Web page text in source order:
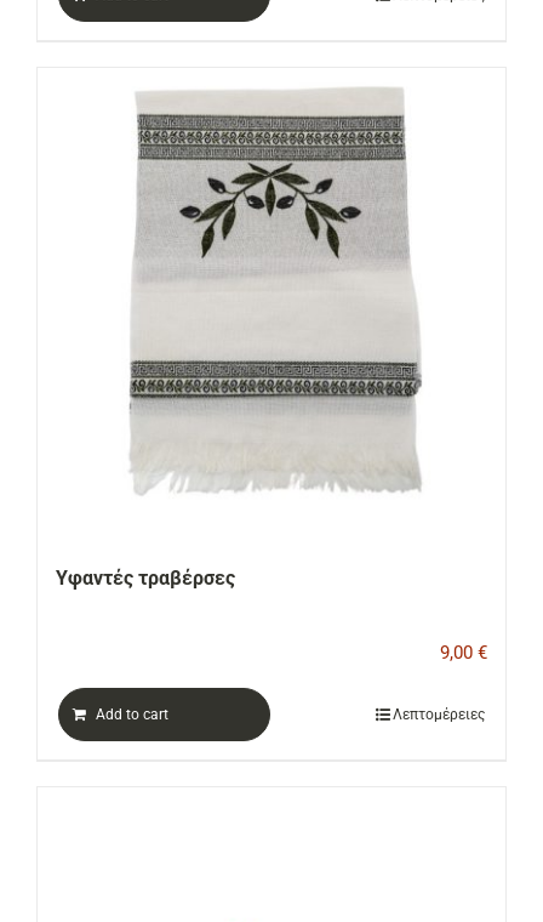
Υφαντές τραβέρσες
9,00 €
Add to cart Λεπτομέρειες